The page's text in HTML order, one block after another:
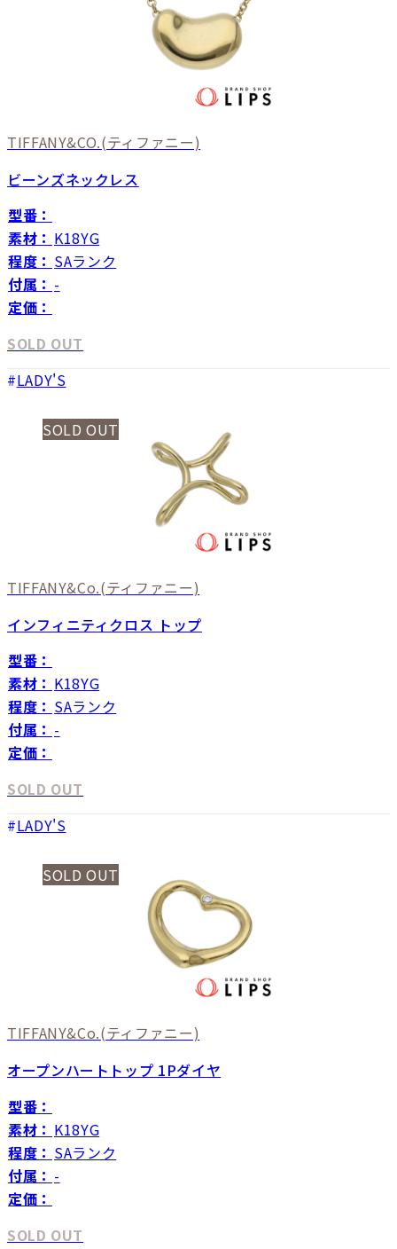
TIFFANY&CO.(ティファニー)
ビーンズネックレス
型番：
素材： K18YG
程度： SAランク
付属： -
定価：
SOLD OUT
LADY'S
SOLD OUT
TIFFANY&Co.(ティファニー)
インフィニティクロス トップ
型番：
素材： K18YG
程度： SAランク
付属： -
定価：
SOLD OUT
LADY'S
SOLD OUT
TIFFANY&Co.(ティファニー)
オープンハートトップ 1Pダイヤ
型番：
素材： K18YG
程度： SAランク
付属： -
定価：
SOLD OUT